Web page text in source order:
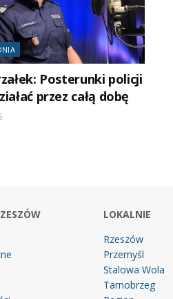
Posterunki policji
przez całą dobę
LOKALNIE
Rzeszów
Przemyśl
Stalowa Wola
Tarnobrzeg